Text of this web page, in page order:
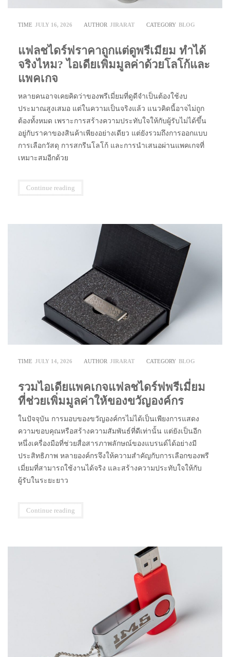
TIME JULY 16, 2026 AUTHOR JIRARAT CATEGORY BLOG
แฟลชไดร์ฟราคาถูกแต่ดูพรีเมียม ทำได้
จริงไหม? ไอเดียเพิ่มมูลค่าด้วยโลโก้และ
แพคเกจ
หลายคนอาจเคยคิดว่าของพรีเมี่ยมที่ดูดีจำเป็นต้องใช้งบ
ประมาณสูงเสมอ แต่ในความเป็นจริงแล้ว แนวคิดนี้อาจไม่ถูก
ต้องทั้งหมด เพราะการสร้างความประทับใจให้กับผู้รับไม่ได้ขึ้น
อยู่กับราคาของสินค้าเพียงอย่างเดียว แต่ยังรวมถึงการออกแบบ
การเลือกวัสดุ การสกรีนโลโก้ และการนำเสนอผ่านแพคเกจที่
เหมาะสมอีกด้วย
Continue reading
TIME JULY 14, 2026 AUTHOR JIRARAT CATEGORY BLOG
รวมไอเดียแพคเกจแฟลชไดร์ฟพรีเมี่ยม
ที่ช่วยเพิ่มมูลค่าให้ของขวัญองค์กร
ในปัจจุบัน การมอบของขวัญองค์กรไม่ได้เป็นเพียงการแสดง
ความขอบคุณหรือสร้างความสัมพันธ์ที่ดีเท่านั้น แต่ยังเป็นอีก
หนึ่งเครื่องมือที่ช่วยสื่อสารภาพลักษณ์ของแบรนด์ได้อย่างมี
ประสิทธิภาพ หลายองค์กรจึงให้ความสำคัญกับการเลือกของพรี
เมี่ยมที่สามารถใช้งานได้จริง และสร้างความประทับใจให้กับ
ผู้รับในระยะยาว
Continue reading